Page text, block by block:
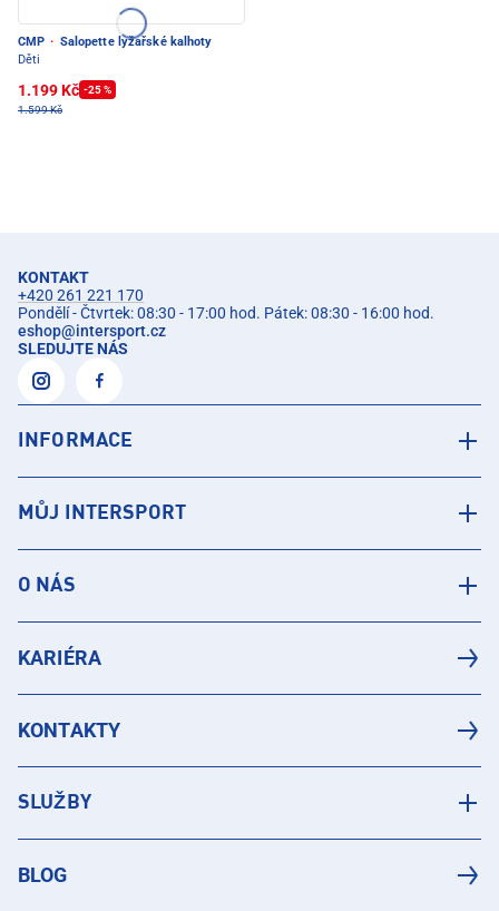
CMP · Salopette lyžařské kalhoty
Děti
1.199 Kč -25 %
1.599 Kč
KONTAKT
+420 261 221 170
Pondělí - Čtvrtek: 08:30 - 17:00 hod. Pátek: 08:30 - 16:00 hod.
eshop@intersport.cz
SLEDUJTE NÁS
INFORMACE
MŮJ INTERSPORT
O NÁS
KARIÉRA
KONTAKTY
SLUŽBY
BLOG